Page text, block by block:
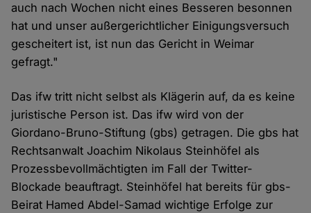
auch nach Wochen nicht eines Besseren besonnen
hat und unser außergerichtlicher Einigungsversuch
gescheitert ist, ist nun das Gericht in Weimar
gefragt."
Das ifw tritt nicht selbst als Klägerin auf, da es keine
juristische Person ist. Das ifw wird von der
Giordano-Bruno-Stiftung (gbs) getragen. Die gbs hat
Rechtsanwalt Joachim Nikolaus Steinhöfel als
Prozessbevollmächtigten im Fall der Twitter-
Blockade beauftragt. Steinhöfel hat bereits für gbs-
Beirat Hamed Abdel-Samad wichtige Erfolge zur